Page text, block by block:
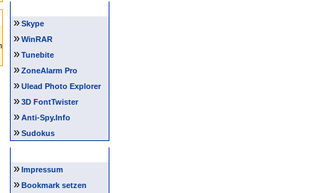
»Skype
»WinRAR
»Tunebite
»ZoneAlarm Pro
»Ulead Photo Explorer
»3D FontTwister
»Anti-Spy.Info
»Sudokus
»Impressum
»Bookmark setzen